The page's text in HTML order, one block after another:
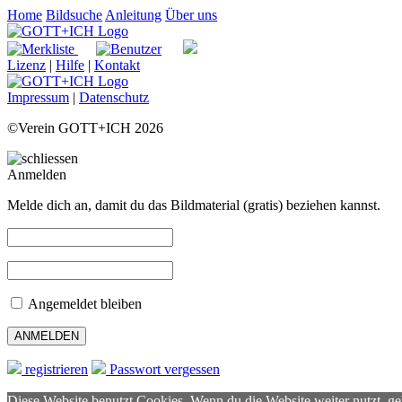
Home Bildsuche Anleitung Über uns
Lizenz | Hilfe | Kontakt
Impressum | Datenschutz
©Verein GOTT+ICH 2026
Anmelden
Melde dich an, damit du das Bildmaterial (gratis) beziehen kannst.
Angemeldet bleiben
registrieren Passwort vergessen